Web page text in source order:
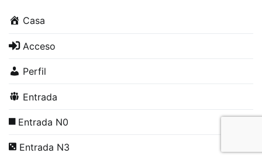
Casa
Acceso
Perfil
Entrada
Entrada N0
Entrada N3